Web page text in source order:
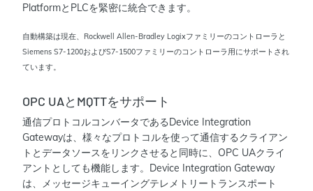
PlatformとPLCを緊密に統合できます。
自動構築は現在、Rockwell Allen-Bradley Logixファミリーのコントローラと
Siemens S7-1200およびS7-1500ファミリーのコントローラ用にサポートされ
ています。
OPC UAとMQTTをサポート
通信プロトコルコンバータであるDevice Integration
Gatewayは、様々なプロトコルを使って通信するクライアン
トとデータソースをリンクさせると同時に、OPC UAクライ
アントとしても機能します。Device Integration Gateway
は、メッセージキューイングテレメトリートランスポート